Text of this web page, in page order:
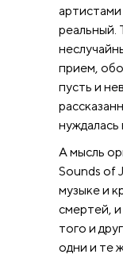
реальный.
прием,
пусть и
нуждалась
А мысль
Sounds of
музыке и
смертей,
того и
одни и те